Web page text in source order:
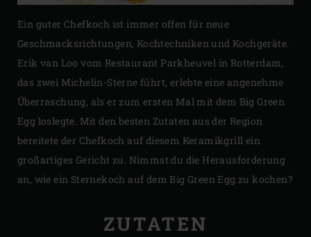
Ein guter Chefkoch ist immer offen für neue
Geschmacksrichtungen, Kochtechniken und Kochgeräte.
Erik van Loo vom Restaurant Parkheuvel in Rotterdam,
das zwei Michelin-Sterne führt, erlebte eine angenehme
Überraschung, als er zum ersten Mal mit dem Big Green
Egg loslegte. Mit den besten Zutaten aus der Region
bereitete der Chefkoch auf diesem Keramikgrill ein
großartiges Gericht zu. Nimmst du die Herausforderung
an, wie ein Sternekoch auf dem Big Green Egg zu kochen?
ZUTATEN